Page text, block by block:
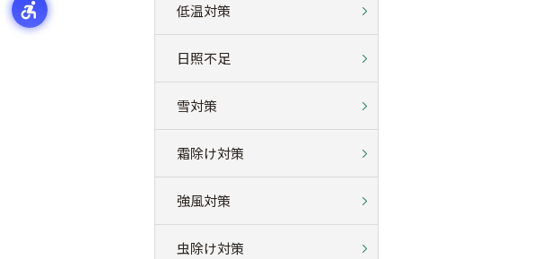
低温対策
日照不足
雪対策
霜除け対策
強風対策
虫除け対策